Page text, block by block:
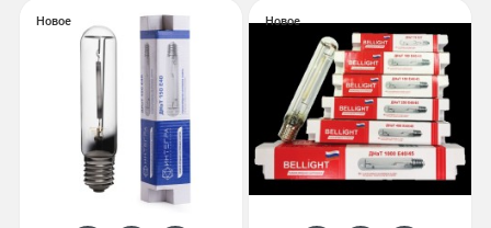
Новое Новое